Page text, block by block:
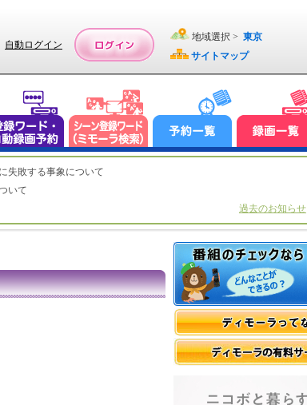
自動ログイン
地域選択 > 東京
サイトマップ
失敗する事象について
いて
過去のお知らせ